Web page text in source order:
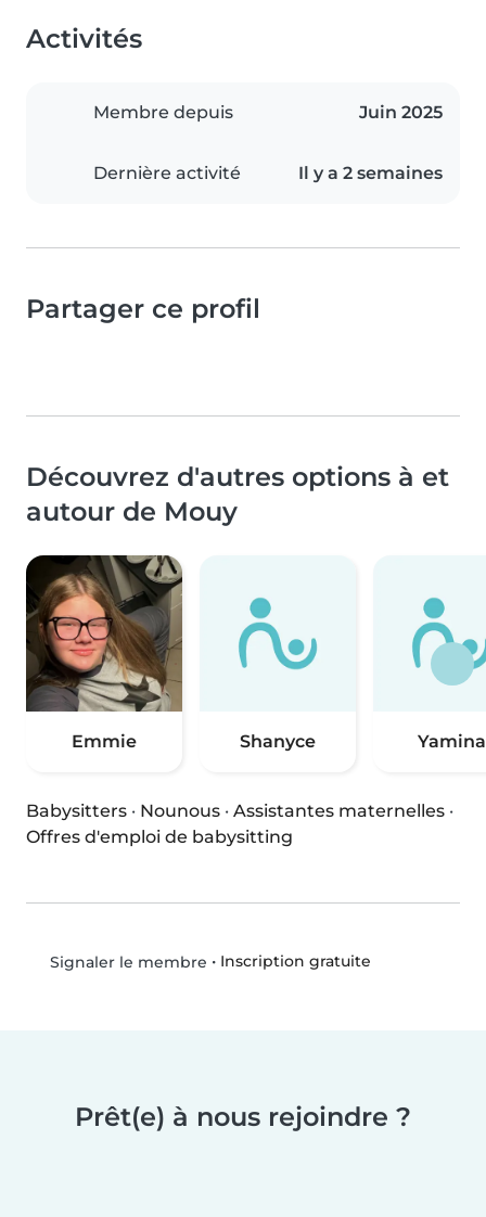
Activités
Membre depuis Juin 2025
Dernière activité Il y a 2 semaines
Partager ce profil
Découvrez d'autres options à et
autour de Mouy
Emmie Shanyce Yamina
Babysitters · Nounous · Assistantes maternelles ·
Offres d'emploi de babysitting
Signaler le membre • Inscription gratuite
Prêt(e) à nous rejoindre ?